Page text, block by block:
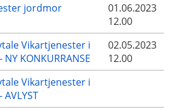
jordmor
01.06.2023
12.00
Vikartjenester i
KONKURRANSE
02.05.2023
12.00
Vikartjenester i